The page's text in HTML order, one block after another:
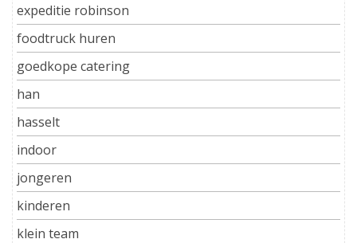
expeditie robinson
foodtruck huren
goedkope catering
han
hasselt
indoor
jongeren
kinderen
klein team